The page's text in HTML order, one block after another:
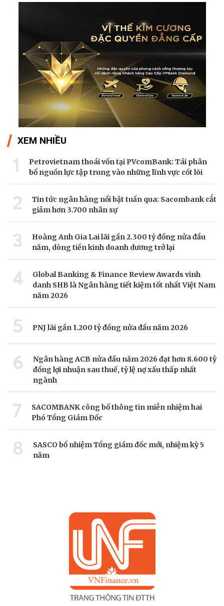
XEM NHIỀU
1
Petrovietnam thoái vốn tại PVcomBank: Tái phân
bổ nguồn lực tập trung vào những lĩnh vực cốt lõi
2
Tin tức ngân hàng nổi bật tuần qua: Sacombank cắt
giảm hơn 3.700 nhân sự
3
Hoàng Anh Gia Lai lãi gần 2.300 tỷ đồng nửa đầu
năm, dòng tiền kinh doanh dương trở lại
4
Global Banking & Finance Review Awards vinh
danh SHB là Ngân hàng tiết kiệm tốt nhất Việt Nam
năm 2026
5 PNJ lãi gần 1.200 tỷ đồng nửa đầu năm 2026
6
Ngân hàng ACB nửa đầu năm 2026 đạt hơn 8.600 tỷ
đồng lợi nhuận sau thuế, tỷ lệ nợ xấu thấp nhất
ngành
7
SACOMBANK công bố thông tin miễn nhiệm hai
Phó Tổng Giám Đốc
8
SASCO bổ nhiệm Tổng giám đốc mới, nhiệm kỳ 5
năm